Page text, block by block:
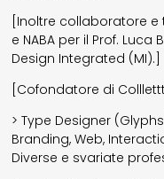
Exibart.service -
-
[Inoltre collaboratore
e NABA per il Prof.
Design Integrated (MI).]
[Cofondatore di
> Type Designer
Branding, Web,
Diverse e svariate